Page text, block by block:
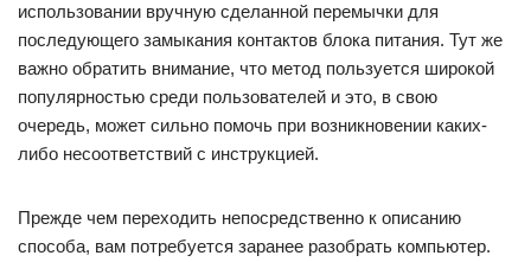
использовании вручную сделанной перемычки для
последующего замыкания контактов блока питания. Тут же
важно обратить внимание, что метод пользуется широкой
популярностью среди пользователей и это, в свою
очередь, может сильно помочь при возникновении каких-
либо несоответствий с инструкцией.
Прежде чем переходить непосредственно к описанию
способа, вам потребуется заранее разобрать компьютер.